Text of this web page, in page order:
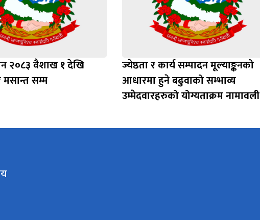
२०८३ वैशाख १ देखि
सम्म
ज्येष्ठता र कार्य सम्पादन मूल्याङ्कनको
आधारमा हुने बढुवाको सम्भाव्य
उम्मेदवारहरुको योग्यताक्रम नामावली